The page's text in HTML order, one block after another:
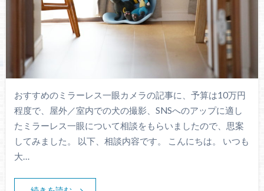
おすすめのミラーレス一眼カメラの記事に、予算は10万円
程度で、屋外／室内での犬の撮影、SNSへのアップに適し
たミラーレス一眼について相談をもらいましたので、思案
してみました。 以下、相談内容です。 こんにちは。 いつも
大…